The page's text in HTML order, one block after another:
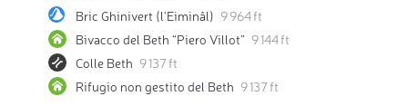
Bric Ghinivert (l'Eiminâl) 9 964 ft
Bivacco del Beth “Piero Villot” 9 144 ft
Colle Beth 9 137 ft
Rifugio non gestito del Beth 9 137 ft